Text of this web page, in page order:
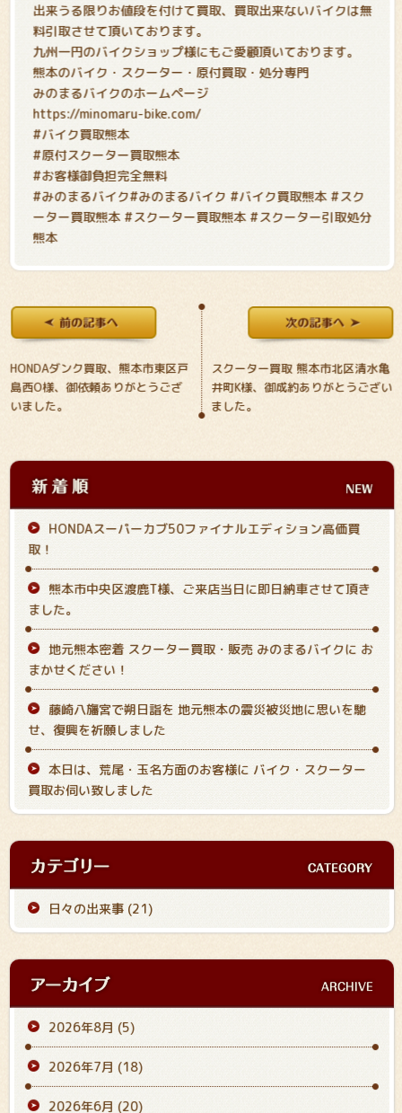
出来うる限りお値段を付けて買取、買取出来ないバイクは無
料引取させて頂いております。
九州一円のバイクショップ様にもご愛顧頂いております。
熊本のバイク・スクーター・原付買取・処分専門
みのまるバイクのホームページ
https://minomaru-bike.com/
#バイク買取熊本
#原付スクーター買取熊本
#お客様御負担完全無料
#みのまるバイク#みのまるバイク #バイク買取熊本 #スク
ーター買取熊本 #スクーター買取熊本 #スクーター引取処分
熊本
HONDAダンク買取、熊本市東区戸
島西O様、御依頼ありがとうござ
いました。
スクーター買取 熊本市北区清水亀
井町K様、御成約ありがとうござい
ました。
HONDAスーパーカブ50ファイナルエディション高価買
取！
熊本市中央区渡鹿T様、ご来店当日に即日納車させて頂き
ました。
地元熊本密着 スクーター買取・販売 みのまるバイクに お
まかせください！
藤崎八旛宮で朔日詣を 地元熊本の震災被災地に思いを馳
せ、復興を祈願しました
本日は、荒尾・玉名方面のお客様に バイク・スクーター
買取お伺い致しました
日々の出来事 (21)
2026年8月 (5)
2026年7月 (18)
2026年6月 (20)